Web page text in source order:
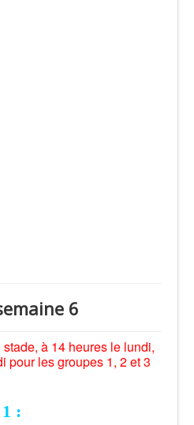
6
à 14 heures le lundi,
pour les groupes 1, 2 et 3
: